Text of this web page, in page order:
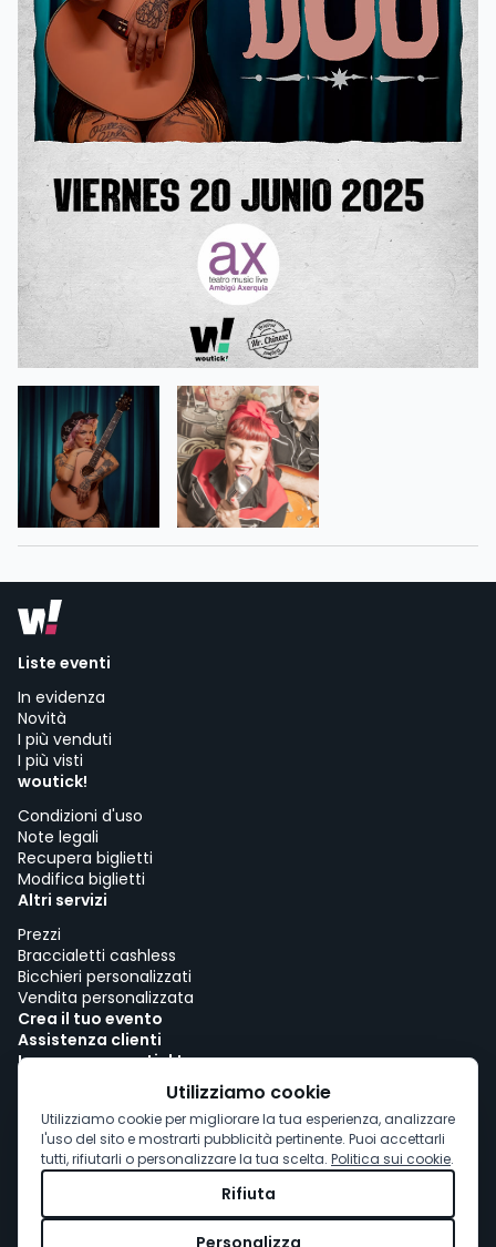
Liste eventi
In evidenza
Novità
I più venduti
I più visti
woutick!
Condizioni d'uso
Note legali
Recupera biglietti
Modifica biglietti
Altri servizi
Prezzi
Braccialetti cashless
Bicchieri personalizzati
Vendita personalizzata
Crea il tuo evento
Assistenza clienti
Lavora con woutick!
Consenso ai cookieUtilizziamo cookie
Utilizziamo cookie per migliorare la tua esperienza, analizzare
l'uso del sito e mostrarti pubblicità pertinente. Puoi accettarli
tutti, rifiutarli o personalizzare la tua scelta. Politica sui cookie.
Rifiuta
Personalizza